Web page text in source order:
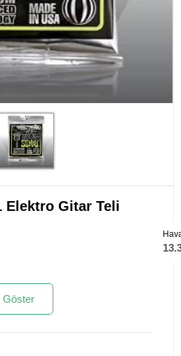
Elektro Gitar Teli
Göster